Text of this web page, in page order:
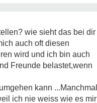
wie sieht das bei dir
auch oft diesen
wird und ich bin auch
Freunde belastet,wenn
kann ...Manchmal
ich nie weiss wie es mir